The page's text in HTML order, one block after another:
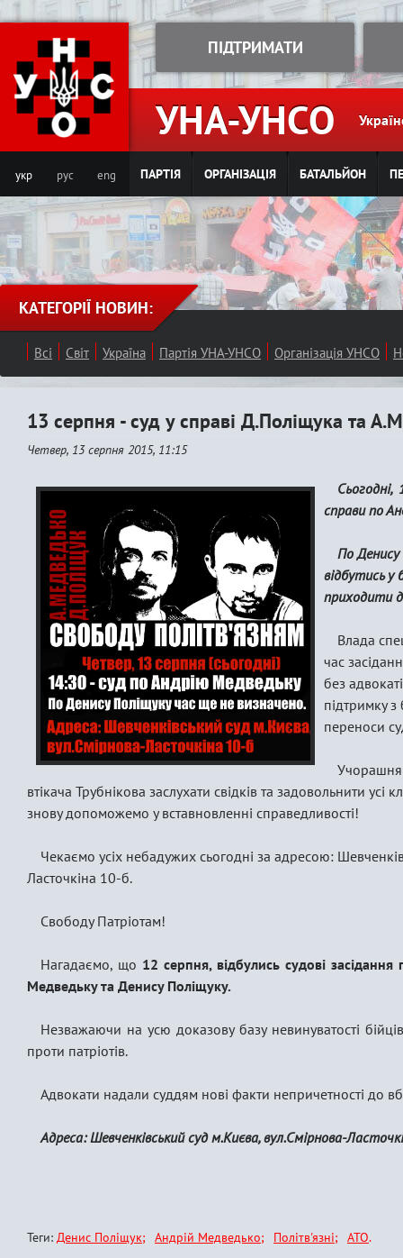
Jump to navigation
УНА-УНСО
ПІДТРИМАТИ
укр рус eng ПАРТІЯ ОРГАНІЗАЦІЯ БАТАЛЬЙОН
КАТЕГОРІЇ НОВИН:
Всі Світ Україна Партія УНА-УНСО Організація УНСО
13 серпня - суд у справі Д.Поліщука та
Четвер, 13 серпня 2015, 11:15
справи по
По Денису
відбутись
приходити
Влада
час
без
підтримку з
переноси
Учорашня
втікача Трубнікова заслухати свідків та задовольнити усі
знову допоможемо у вставновленні справедливості!
Чекаємо усіх небадужих сьогодні за адресою:
Ласточкіна 10-б.
Свободу Патріотам!
Нагадаємо, що 12 серпня, відбулись судові
Медведьку та Денису Поліщуку.
Незважаючи на усю доказову базу невинуватості
проти патріотів.
Адвокати надали суддям нові факти непричетності до
Адреса: Шевченківський суд м.Києва, вул.Смірнова-
Теги: Денис Поліщук Андрій Медведько Політв'язні АТО